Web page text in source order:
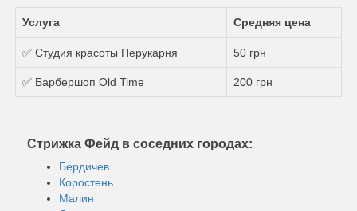
Услуга Средняя цена
✅ Студия красоты Перукарня 50 грн
✅ Барбершоп Old Time 200 грн
Стрижка Фейд в соседних городах:
Бердичев
Коростень
Малин